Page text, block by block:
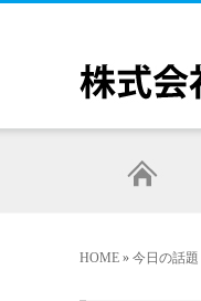
HOME » 今日の話題